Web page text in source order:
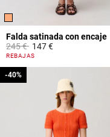
Falda satinada con encaje
Price reduced from
245 €to147 €
3,5 out of 5 Customer Rating
REBAJAS
-40%
-40%